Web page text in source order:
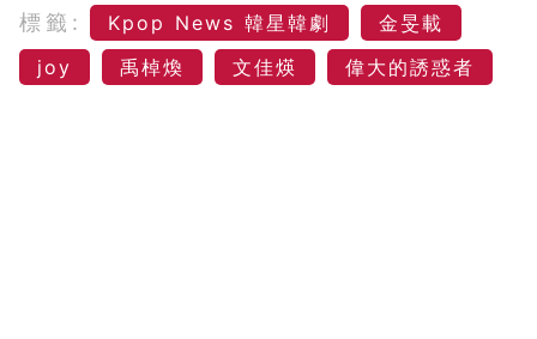
標籤: Kpop News 韓星韓劇
金旻載
joy
禹棹煥 文佳煐 偉大的誘惑者